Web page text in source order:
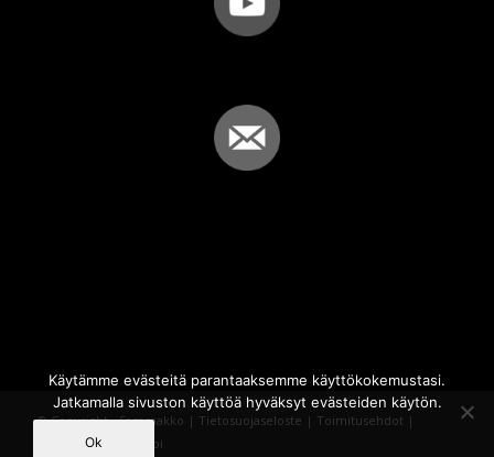
© Copyright - Sammakko | Tietosuojaseloste | Toimitusehdot |
Powered by
iQWebbi
Käytämme evästeitä parantaaksemme käyttökokemustasi.
Jatkamalla sivuston käyttöä hyväksyt evästeiden käytön.
Ok